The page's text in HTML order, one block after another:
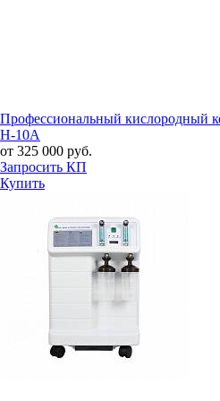
Профессиональный кислородный
H-10A
от 325 000 руб.
Запросить КП
Купить